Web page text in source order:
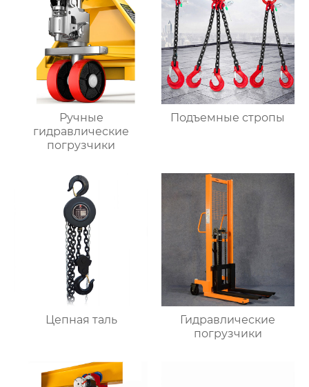
Ручные
гидравлические
погрузчики
Подъемные стропы
Цепная таль
Гидравлические
погрузчики